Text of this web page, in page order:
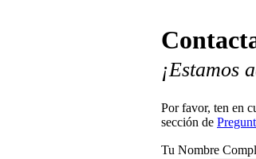
Gráficos en Movimiento¡Estamos
Por favor, ten en
sección de
Tu Nombre